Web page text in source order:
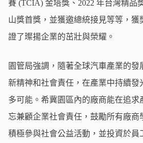
賽 (TCIA) 金塔獎、2022 年台灣精品
山獎首獎，並獲邀總統接見等等，獲
證了璨揚企業的茁壯與榮耀。
園管局強調，隨著全球汽車產業的發
新精神和社會責任，在產業中持續發
多可能。希冀園區內的廠商能在追求
忘兼顧企業社會責任，鼓勵所有廠商
積極參與社會公益活動，並投資於員